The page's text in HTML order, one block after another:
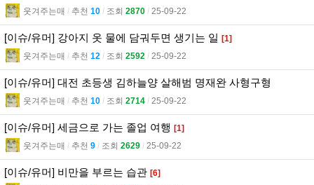
웃겨주는매 l 추천 10 l 조회 2870 l 25-09-22
[이슈/유머] 강아지 옷 물에 담궈두면 생기는 일 [1]
웃겨주는매 l 추천 12 l 조회 2592 l 25-09-22
[이슈/유머] 대전 초등생 김하늘양 살해범 명재완 사형구형
웃겨주는매 l 추천 10 l 조회 2714 l 25-09-22
[이슈/유머] 세금으로 가는 졸업 여행 [1]
웃겨주는매 l 추천 9 l 조회 2629 l 25-09-22
[이슈/유머] 비만을 부르는 습관 [6]